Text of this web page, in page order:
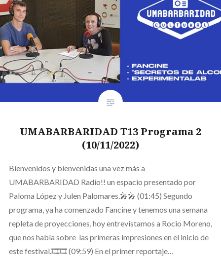
UMABARBARIDAD T13 Programa 2
(10/11/2022)
Bienvenidos y bienvenidas una vez más a
UMABARBARIDAD Radio!! un espacio presentado por
Paloma López y Julen Palomares.🎤🎤 (01:45) Segundo
programa, ya ha comenzado Fancine y tenemos una semana
repleta de proyecciones, hoy entrevistamos a Rocio Moreno,
que nos habla sobre las primeras impresiones en el inicio de
este festival.🎞️🎞️ (09:59) En el primer reportaje…